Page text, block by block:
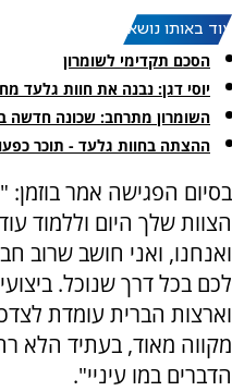
עוד באותו נושא:
הסכם תקדימי לשומרון
יוסי דגן: נבנה את חוות גלעד
השומרון מתרחב: שכונה חדשה
ההצתה בחוות גלעד - תוכר
בסיום הפגישה אמר
הצוות שלך היום וללמוד
ואנחנו, ואני חושב שרוב
לכם בכל דרך שנוכל.
וארצות הברית עומדת
מקווה מאוד, בעתיד הלא
הדברים במו עיניי".